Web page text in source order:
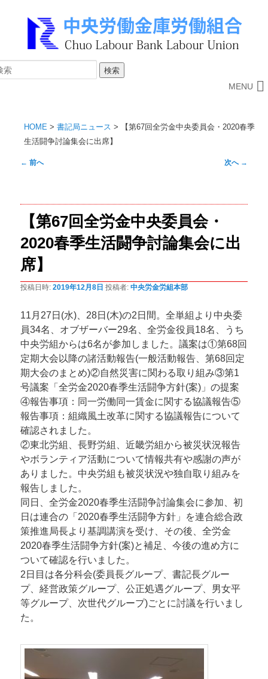
MENU
HOME > 書記局ニュース >
【第67回全労金中央委員会・2020春季
生活闘争討論集会に出席】
投
ビ
シ
ョ
← 前へ 次へ →
【第67回全労金中央委員会・
2020春季生活闘争討論集会に出
席】
投稿日時:2019年12月8日 投稿者:中央労金労組本部
11月27日(水)、28日(木)の2日間。全単組より中央委
員34名、オブザーバー29名、全労金役員18名、うち
中央労組からは6名が参加しました。議案は①第68回
定期大会以降の諸活動報告(一般活動報告、第68回定
期大会のまとめ)②自然災害に関わる取り組み③第1
号議案「全労金2020春季生活闘争方針(案)」の提案
④報告事項：同一労働同一賃金に関する協議報告⑤
報告事項：組織風土改革に関する協議報告について
確認されました。
②東北労組、長野労組、近畿労組から被災状況報告
やボランティア活動について情報共有や感謝の声が
ありました。中央労組も被災状況や独自取り組みを
報告しました。
同日、全労金2020春季生活闘争討論集会に参加、初
日は連合の「2020春季生活闘争方針」を連合総合政
策推進局長より基調講演を受け、その後、全労金
2020春季生活闘争方針(案)と補足、今後の進め方に
ついて確認を行いました。
2日目は各分科会(委員長グループ、書記長グルー
プ、経営政策グループ、公正処遇グループ、男女平
等グループ、次世代グループ)ごとに討議を行いまし
た。